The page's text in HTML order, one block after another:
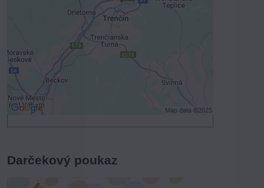
Povoliť tentokrát
Povoliť a zapamätať - súhlas s druhom
cookie: Funkčné
Darčekový poukaz